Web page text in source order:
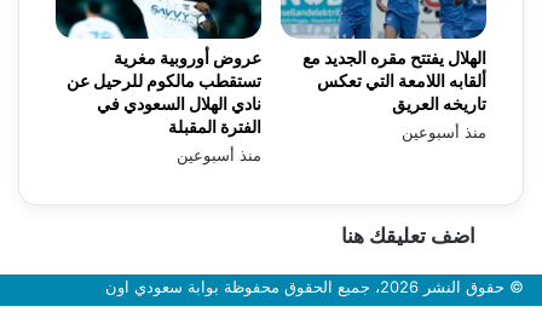
عروض أوروبية مغرية
تستقطب مالكوم للرحيل عن
نادي الهلال السعودي في
الفترة المقبلة
منذ أسبوعين
الهلال يفتتح مقره الجديد مع
ألقابه اللامعة التي تعكس
تاريخه العريق
منذ أسبوعين
اضف تعليقك هنا
© حقوق النشر 2026، جميع الحقوق محفوظة بوابة سعودي اون